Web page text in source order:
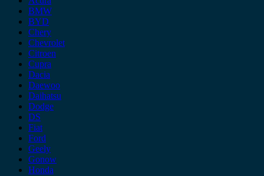
BMW
BYD
Chery
Chevrolet
Citroen
Cupra
Dacia
Daewoo
Daihatsu
Dodge
DS
Fiat
Ford
Geely
Gonow
Honda